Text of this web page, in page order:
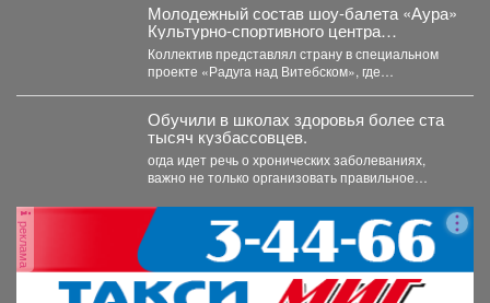
Молодежный состав шоу-балета «Аура»
Культурно-спортивного центра
металлургов победил в международном
конкурсе «Славянский базар» в
Витебске.
Коллектив представлял страну в специальном
проекте «Радуга над Витебском», где
Обучили в школах здоровья более ста
тысяч кузбассовцев.
огда идет речь о хронических заболеваниях,
важно не только организовать правильное
реклама